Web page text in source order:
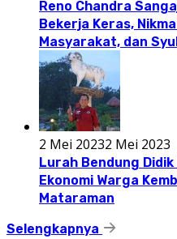
Reno Chandra
Bekerja Keras,
Masyarakat, dan
2 Mei 20232 Mei 2023
Lurah Bendung
Ekonomi Warga
Mataraman
Selengkapnya